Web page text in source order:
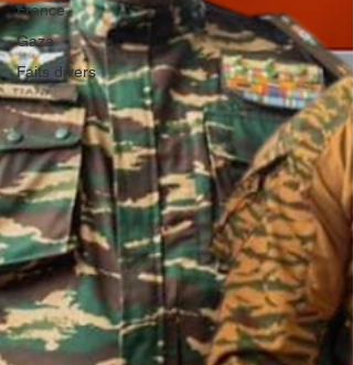
France
Gaza
Faits divers